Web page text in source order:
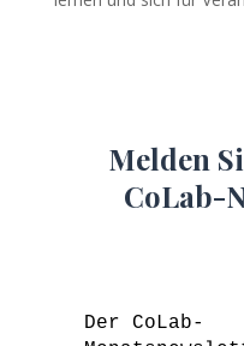
Melden
CoLab-
Der CoLab-